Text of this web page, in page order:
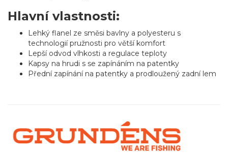
Hlavní vlastnosti:
Lehký flanel ze směsi bavlny a polyesteru s
technologií pružnosti pro větší komfort
Lepší odvod vlhkosti a regulace teploty
Kapsy na hrudi s se zapínáním na patentky
Přední zapínání na patentky a prodloužený zadní lem